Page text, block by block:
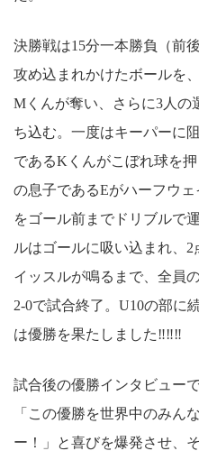
決勝戦は15分一本勝負（前
攻め込まれかけたボールを
Mくんが奪い、さらに3人の
ち込む。一度はキーパーに
であるKくんがこぼれ球を
の息子であるEがハーフウ
をゴール前までドリブルで
ルはゴールに吸い込まれ、
イッスルが鳴るまで、全員
2-0で試合終了。U10の部に
は優勝を果たしました‼‼‼
試合後の優勝インタビュー
「この優勝を世界中のみん
ー！」と喜びを爆発させ、